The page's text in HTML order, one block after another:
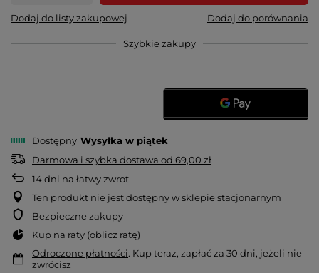
Dodaj do listy zakupowej Dodaj do porównania
Szybkie zakupy
Dostępny Wysyłka w piątek
Darmowa i szybka dostawa od 69,00 zł
14dni na łatwy zwrot
Ten produkt nie jest dostępny w sklepie stacjonarnym
Bezpieczne zakupy
Kup na raty (oblicz ratę)
Odroczone płatności. Kup teraz, zapłać za 30 dni, jeżeli nie
zwrócisz